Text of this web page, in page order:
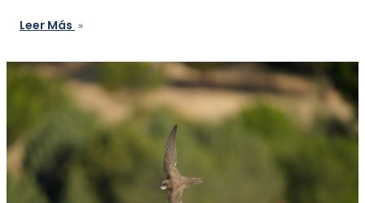
Leer Más